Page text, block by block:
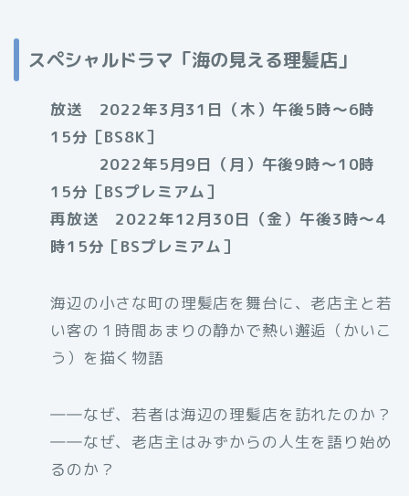
スペシャルドラマ「海の見える理髪店」
放送 2022年3月31日（木）午後5時～6時
15分［BS8K］
2022年5月9日（月）午後9時〜10時
15分［BSプレミアム］
再放送 2022年12月30日（金）午後3時〜4
時15分［BSプレミアム］
海辺の小さな町の理髪店を舞台に、老店主と若
い客の１時間あまりの静かで熱い邂逅（かいこ
う）を描く物語
――なぜ、若者は海辺の理髪店を訪れたのか？
――なぜ、老店主はみずからの人生を語り始め
るのか？